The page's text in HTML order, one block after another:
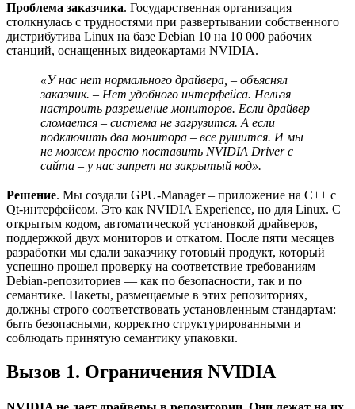
Проблема заказчика. Государственная организация
столкнулась с трудностями при развертывании собственного
дистрибутива Linux на базе Debian 10 на 10 000 рабочих
станций, оснащенных видеокартами NVIDIA.
«У нас нет нормального драйвера, – объяснял
заказчик. – Нет удобного интерфейса. Нельзя
настроить разрешение мониторов. Если драйвер
сломается – система не загрузится. А если
подключить два монитора – все рушится. И мы
не можем просто поставить NVIDIA Driver с
сайта – у нас запрет на закрытый код».
Решение. Мы создали GPU-Manager – приложение на C++ с
Qt-интерфейсом. Это как NVIDIA Experience, но для Linux. С
открытым кодом, автоматической установкой драйверов,
поддержкой двух мониторов и откатом. После пяти месяцев
разработки мы сдали заказчику готовый продукт, который
успешно прошел проверку на соответствие требованиям
Debian-репозиториев — как по безопасности, так и по
семантике. Пакеты, размещаемые в этих репозиториях,
должны строго соответствовать установленным стандартам:
быть безопасными, корректно структурированными и
соблюдать принятую семантику упаковки.
Вызов 1. Ограничения NVIDIA